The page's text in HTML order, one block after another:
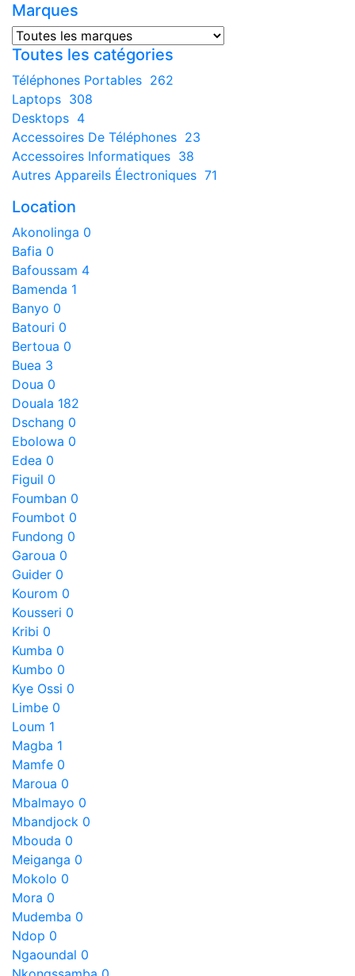
Marques
Toutes les catégories
Téléphones Portables 262
Laptops 308
Desktops 4
Accessoires De Téléphones 23
Accessoires Informatiques 38
Autres Appareils Électroniques 71
Location
Akonolinga 0
Bafia 0
Bafoussam 4
Bamenda 1
Banyo 0
Batouri 0
Bertoua 0
Buea 3
Doua 0
Douala 182
Dschang 0
Ebolowa 0
Edea 0
Figuil 0
Foumban 0
Foumbot 0
Fundong 0
Garoua 0
Guider 0
Kourom 0
Kousseri 0
Kribi 0
Kumba 0
Kumbo 0
Kye Ossi 0
Limbe 0
Loum 1
Magba 1
Mamfe 0
Maroua 0
Mbalmayo 0
Mbandjock 0
Mbouda 0
Meiganga 0
Mokolo 0
Mora 0
Mudemba 0
Ndop 0
Ngaoundal 0